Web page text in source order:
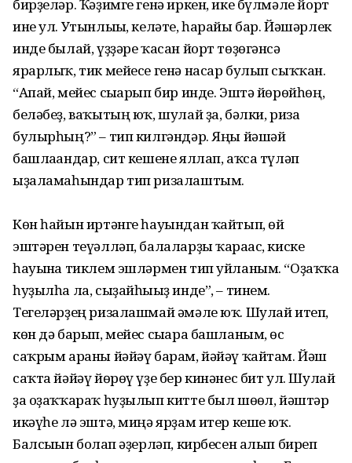
бирҙеләр. Ҡәҙимге генә иркен, ике бүлмәле йорт
ине ул. Утынлығы, келәте, һарайы бар. Йәшәрлек
инде былай, үҙҙәре ҡасан йорт төҙөгәнсә
ярарлыҡ, тик мейесе генә насар булып сыҡҡан.
“Апай, мейес сығарып бир инде. Эштә йөрөйһөң,
беләбеҙ, ваҡытың юҡ, шулай ҙа, бәлки, риза
булырһың?” – тип килгәндәр. Яңы йәшәй
башлағандар, сит кешене яллап, аҡса түләп
ыҙаламаһындар тип ризалаштым.
Көн һайын иртәнге һауындан ҡайтып, өй
эштәрен теүәлләп, балаларҙы ҡарағас, киске
һауынға тиклем эшләрмен тип уйланым. “Оҙаҡҡа
һуҙылһа ла, сыҙайһығыҙ инде”, – тинем.
Тегеләрҙең ризалашмай әмәле юҡ. Шулай итеп,
көн дә барып, мейес сығара башланым, өс
саҡрым араны йәйәү барам, йәйәү ҡайтам. Йәш
саҡта йәйәү йөрөү үҙе бер кинәнес бит ул. Шулай
ҙа оҙаҡҡараҡ һуҙылып китте был шөғөл, йәштәр
икәүһе лә эштә, миңә ярҙам итер кеше юҡ.
Балсығын болғап әҙерләп, кирбесен алып биреп